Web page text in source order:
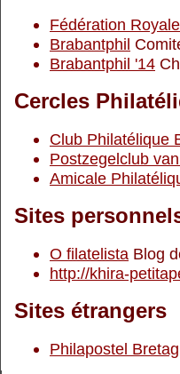
Fédération
Brabantphil
Brabantphil '14
Cercles
Club Philatélique
Postzegelclub
Amicale
Sites
O filatelista Blog
http://khira-
Sites étrangers
Philapostel